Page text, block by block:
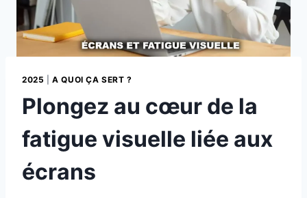
2025 |A QUOI ÇA SERT ?
Plongez au cœur de la
fatigue visuelle liée aux
écrans